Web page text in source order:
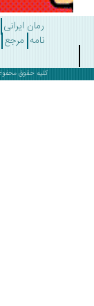
رمان ایرانی
مرجع
کلیه حقوق محفوظ است و